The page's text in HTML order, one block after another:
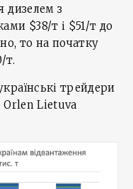
дизелем з
$38/т і $51/т до
то на початку
т.
трейдери
Orlen Lietuva